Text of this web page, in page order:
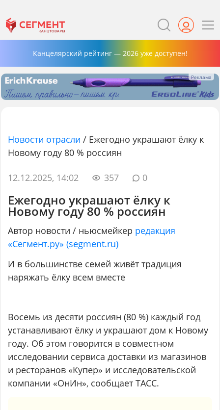
Канцелярский рейтинг — 2026 уже доступен!
Новости отрасли / Ежегодно украшают ёлку к
Новому году 80 % россиян
12.12.2025, 14:02 357 0
Ежегодно украшают ёлку к
Новому году 80 % россиян
Автор новости / ньюсмейкер редакция
«Сегмент.ру» (segment.ru)
И в большинстве семей живёт традиция
наряжать ёлку всем вместе
Восемь из десяти россиян (80 %) каждый год
устанавливают ёлку и украшают дом к Новому
году. Об этом говорится в совместном
исследовании сервиса доставки из магазинов
и ресторанов «Купер» и исследовательской
компании «ОнИн», сообщает ТАСС.